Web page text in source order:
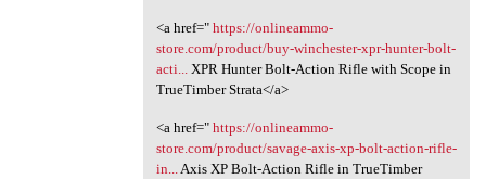
<a href=" https://onlineammo-
store.com/product/buy-winchester-xpr-hunter-bolt-
acti...XPR Hunter Bolt-Action Rifle with Scope in
TrueTimber Strata</a>
<a href=" https://onlineammo-
store.com/product/savage-axis-xp-bolt-action-rifle-
in...Axis XP Bolt-Action Rifle in TrueTimber